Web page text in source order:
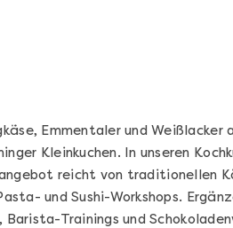
Emmentaler und Weißlacker
Kleinkuchen. In unseren
reicht von traditionellen
und Sushi-Workshops.
Trainings und